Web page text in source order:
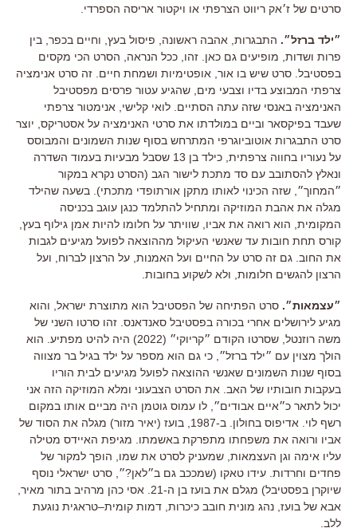
סרטים של ז׳אק ריווט הצרפתי או ויקטור אריסה הספרדי
״ילד ברזל״. התבגרות, אהבה ראשונה, פיסול בעץ, וחיים בכפר, בין
פרות ושדות, מופיעים גם כאן. זהו ככל הנראה
הסרט הכי מקסים
בפסטיבל סרט שיש בו אור אופטימיות ושמחת חיים זה סרט אנימציה
צרפתי המבוצע בדיו וצבעי מים שהגיע עטור פרסים מפסטיבל
האנימציה באנסי שזה עתה הסתיים לואי קלישי
אנימטור צרפתי
שעבד בפיקסאר וביים במולדתו את סרטי האנימציה על אסטריקס יוצר
סרט התבגרות אוטוביוגרפי המתרחש בסוף שנות השמונים והמבוסס
על נעוריו בחווה צרפתית כילד בן 13 שסבל מבעיות בעמוד השדרה
ונאלץ להסתובב עם סד מתכת לישור הגב (הסרט נקרא במקור
״המחוך״ שזה הכינוי לאותו מתקן אורתופדי מתכתי). בשעה שהילד
מגלה את אהבת המוזיקה ומתחיל להתלמד כנגן עוגב בכניסה
המקומית הוא רואה את אביו שוויתר על חלומו להיות אמן גילוף בעץ
קורס תחת חובות עד שאנשי העיקול מההוצאה לפועל מגיעים לגבות
את החוב גם זה סרט על החיים ועל האמנות על הרצון לברוח
ועל
הרצון להגשים חלומות ולא לשקוע בחובות
״עצמאות״. סרט הפתיחה של הפסטיבל הוא מתוצרת ישראל והוא
מגיע לירושלים אחרי בכורה בפסטיבל סאנדאנס זהו סרטו השני של
משה רוזנטל שסרטו הקודם ״קריוקי״ (2022) היה להיט מפתיע הוא
הולך מצוין עם ״ילד ברזל״ כי גם הוא מספר על ילד בגיל בר מצווה
בסוף שנות השמונים שאנשי ההוצאה לפועל מגיעים לבית הוריו
בעקבות חובותיו של האב את הסרט הצבעוני ומלא המוזיקה הזה אני
יכול לתאר כ״איים אבודים״ לו עמוס גוטמן היה מביים אותו במקום
רשף לוי
אדיפוס בחולון ב-1987, בועז (יאיר מזור) מגלה את הסוד של
אביו ורואה את משפחתו מתפרקת באשמתו
מגיפת האיידס מטילה
עליו אימה וגן העצמאות שמעניק לסרט את שמו
הופך למקור של
פחדים וחרדות עידו טאקו (שמככב גם ב״לאן?״ סרט ישראלי נוסף
שיוקרן בפסטיבל) מגלם את בועז בן ה-21. אסי כהן מרהיב בתור מאיר
אבא של בועז , נהג מונית חובב כיכרות, דמות קומית–טראגית נוגעת
ללב